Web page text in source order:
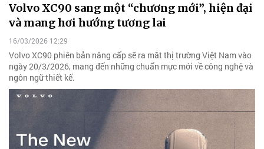
Volvo XC90 sang một “chương mới”, hiện đại
và mang hơi hướng tương lai
16/03/2026 12:29
Volvo XC90 phiên bản nâng cấp sẽ ra mắt thị trường Việt Nam vào
ngày 20/3/2026, mang đến những chuẩn mực mới về công nghệ và
ngôn ngữ thiết kế.